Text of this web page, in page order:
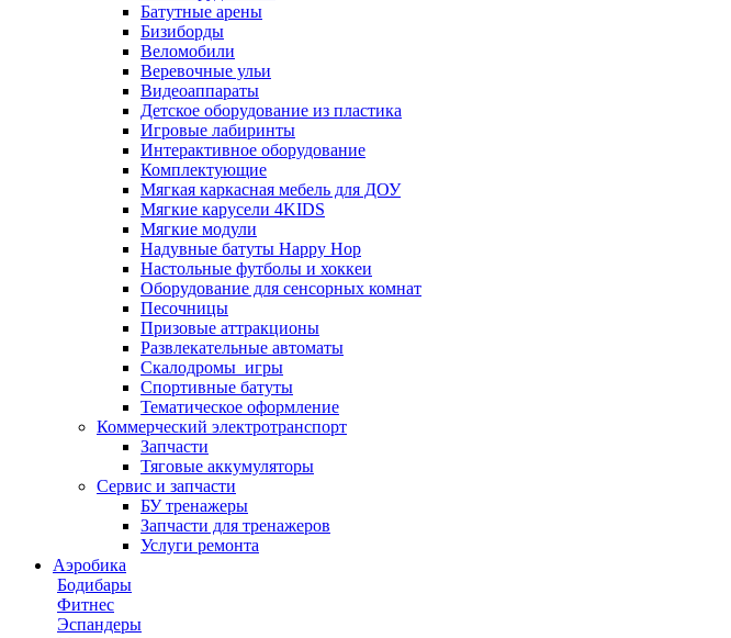
Батутные арены
Бизиборды
Веломобили
Веревочные ульи
Видеоаппараты
Детское оборудование из пластика
Игровые лабиринты
Интерактивное оборудование
Комплектующие
Мягкая каркасная мебель для ДОУ
Мягкие карусели 4KIDS
Мягкие модули
Надувные батуты Happy Hop
Настольные футболы и хоккеи
Оборудование для сенсорных комнат
Песочницы
Призовые аттракционы
Развлекательные автоматы
Скалодромы_игры
Спортивные батуты
Тематическое оформление
Коммерческий электротранспорт
Запчасти
Тяговые аккумуляторы
Сервис и запчасти
БУ тренажеры
Запчасти для тренажеров
Услуги ремонта
Аэробика
Бодибары
Фитнес
Эспандеры